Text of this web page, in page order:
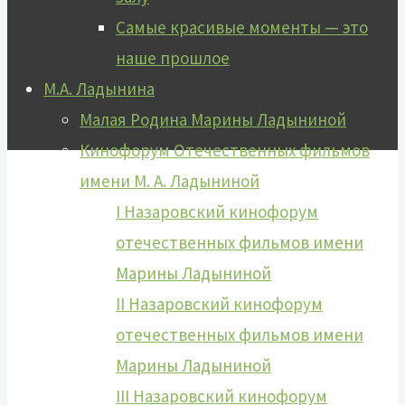
Самые красивые моменты — это
наше прошлое
М.А. Ладынина
Малая Родина Марины Ладыниной
Кинофорум Отечественных фильмов
имени М. А. Ладыниной
I Назаровский кинофорум
отечественных фильмов имени
Марины Ладыниной
II Назаровский кинофорум
отечественных фильмов имени
Марины Ладыниной
III Назаровский кинофорум